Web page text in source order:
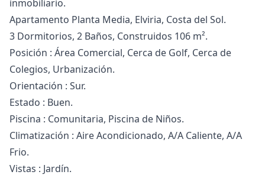
‌inmobiliario.
Apartamento Planta Media, Elviria, Costa del Sol.
3 Dormitorios, 2 Baños, Construidos 106 m².
Posición : Área Comercial, Cerca de Golf, Cerca de
Colegios, Urbanización.
Orientación : Sur.
Estado : Buen.
Piscina : Comunitaria, Piscina de Niños.
Climatización : Aire Acondicionado, A/A Caliente, A/A
Frio.
Vistas : Jardín.